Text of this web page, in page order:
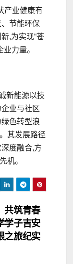
产业健康有
节能环保
,为实现“苍
力量。
新能源以技
业与社区
色转型浪
其发展路径
度融合,方
机。
共筑青春
学子吉安
之旅纪实